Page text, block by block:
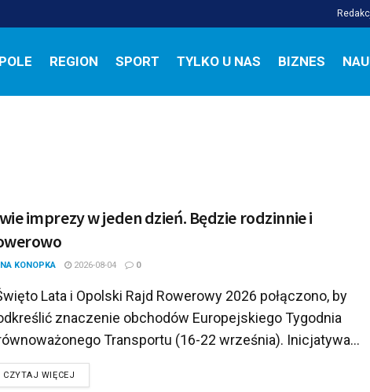
REGION SPORT TYLKO U NAS BIZNES
imprezy w jeden dzień. Będzie rodzinnie i
KONOPKA 2026-08-04 0
Lata i Opolski Rajd Rowerowy 2026 połączono, by
znaczenie obchodów Europejskiego Tygodnia
Transportu (16-22 września). Inicjatywa...
CZYTAJ WIĘCEJ